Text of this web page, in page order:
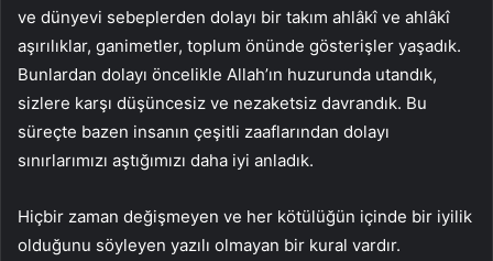
ve dünyevi sebeplerden dolayı bir takım ahlâkî ve ahlâkî
aşırılıklar, ganimetler, toplum önünde gösterişler yaşadık.
Bunlardan dolayı öncelikle Allah’ın huzurunda utandık,
sizlere karşı düşüncesiz ve nezaketsiz davrandık. Bu
süreçte bazen insanın çeşitli zaaflarından dolayı
sınırlarımızı aştığımızı daha iyi anladık.
Hiçbir zaman değişmeyen ve her kötülüğün içinde bir iyilik
olduğunu söyleyen yazılı olmayan bir kural vardır.